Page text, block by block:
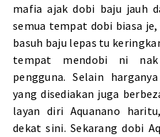
mafia ajak dobi baju jauh
semua tempat dobi biasa
basuh baju lepas tu
tempat mendobi ni nak
pengguna. Selain
yang disediakan juga
layan diri Aquanano
dekat sini. Sekarang dobi